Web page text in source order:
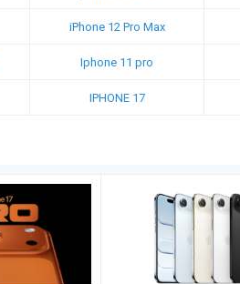
iPhone 12 Pro Max
Iphone 11 pro
IPHONE 17